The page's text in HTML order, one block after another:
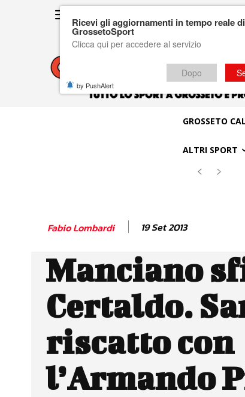
GROSSETO
ALTRI SPORT
Fabio Lombardi 19 Set 2013
Manciano
Certaldo.
riscatto con
l’Armando
Ricevi gli aggiornamenti in tempo reale di
GrossetoSport
Clicca qui per accedere al servizio
Dopo
by PushAlert